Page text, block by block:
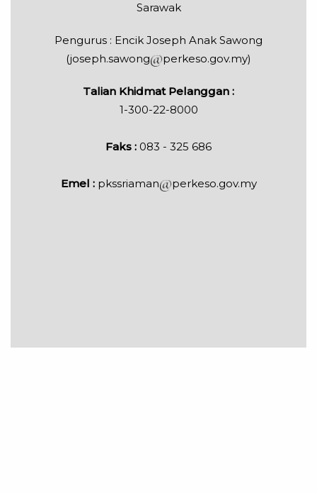
Sarawak
Pengurus : Encik Joseph Anak Sawong
(joseph.sawong
perkeso.gov.my)
Talian Khidmat Pelanggan :
1-300-22-8000
Faks : 083 - 325 686
Emel :pkssriaman perkeso.gov.my